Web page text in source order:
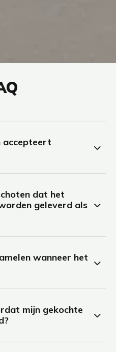
accepteert
dat het
geleverd als
wanneer het
mijn gekochte